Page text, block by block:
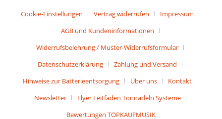
Cookie-Einstellungen Vertrag widerrufen
Impressum
AGB und Kundeninformationen
Widerrufsbelehrung / Muster-Widerrufsformular
Datenschutzerklärung
Zahlung und Versand
Hinweise zur Batterieentsorgung
Über uns
Kontakt
Newsletter
Flyer Leitfaden Tonnadeln Systeme
Bewertungen TOPKAUFMUSIK